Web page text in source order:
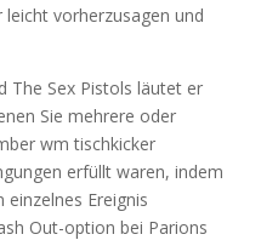
vorherzusagen und
The Sex Pistols läutet er
Sie mehrere oder
wm tischkicker
erfüllt waren, indem
einzelnes Ereignis
Out-option bei Parions